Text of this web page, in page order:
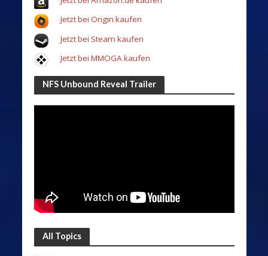
Jetzt bei Origin kaufen
Jetzt bei Steam kaufen
Jetzt bei MMOGA kaufen
NFS Unbound Reveal Trailer
All Topics